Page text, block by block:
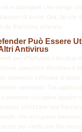
e attendere che venga
di avvio. Ora, fai clic
da Ripristino all’avvio.
Può Essere
Antivirus
per effettuare il backup
operativo Windows e
numerosi software di terze
necessari. Tali
possono occupare spazio
Utilizzare tale
che occupano
posto per verificare file